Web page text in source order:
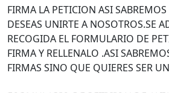
FIRMA LA PETICION ASI
DESEAS UNIRTE A NOSOTROS.SE
RECOGIDA EL FORMULARIO DE
FIRMA Y RELLENALO .ASI
FIRMAS SINO QUE QUIERES SER